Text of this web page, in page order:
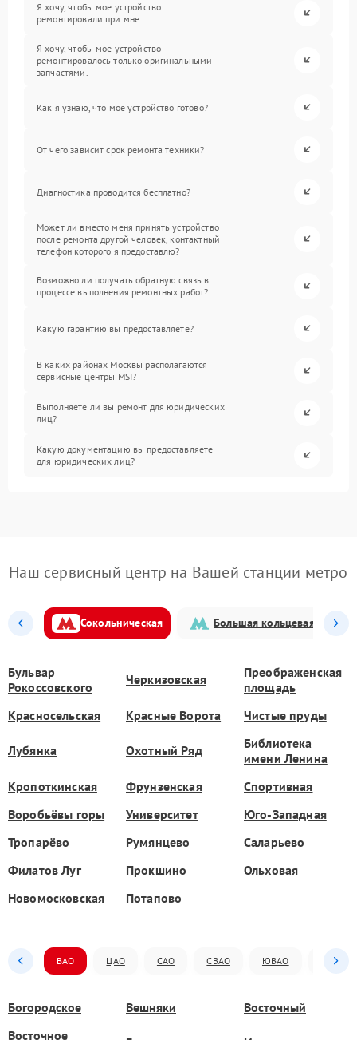
Я хочу, чтобы мое устройство
ремонтировали при мне.
Я хочу, чтобы мое устройство
ремонтировалось только оригинальными
запчастями.
Как я узнаю, что мое устройство готово?
От чего зависит срок ремонта техники?
Диагностика проводится бесплатно?
Может ли вместо меня принять устройство
после ремонта другой человек, контактный
телефон которого я предоставлю?
Возможно ли получать обратную связь в
процессе выполнения ремонтных работ?
Какую гарантию вы предоставляете?
В каких районах Москвы располагаются
сервисные центры MSI?
Выполняете ли вы ремонт для юридических
лиц?
Какую документацию вы предоставляете
для юридических лиц?
Наш сервисный центр на Вашей станции метро
Сокольническая Большая кольцевая
Бульвар
Рокоссовского
Черкизовская
Преображенская
площадь
Красносельская
Красные Ворота Чистые пруды
Лубянка Охотный Ряд
Библиотека
имени Ленина
Кропоткинская
Фрунзенская
Спортивная
Воробьёвы горы
Университет
Юго-Западная
Тропарёво
Румянцево
Саларьево
Филатов Луг
Прокшино
Ольховая
Новомосковская
Потапово
ВАО ЦАО САО СВАО ЮВАО ЮАО
Богородское Вешняки
Восточный
Восточное